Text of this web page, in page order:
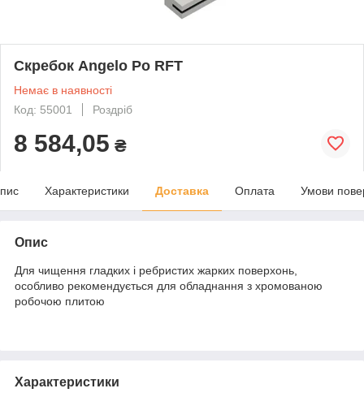
Скребок Angelo Po RFT
Немає в наявності
Код: 55001
Роздріб
8 584,05 ₴
Характеристики Доставка Оплата Умови
Опис
Для чищення гладких і ребристих жарких поверхонь,
особливо рекомендується для обладнання з хромованою
робочою плитою
Характеристики